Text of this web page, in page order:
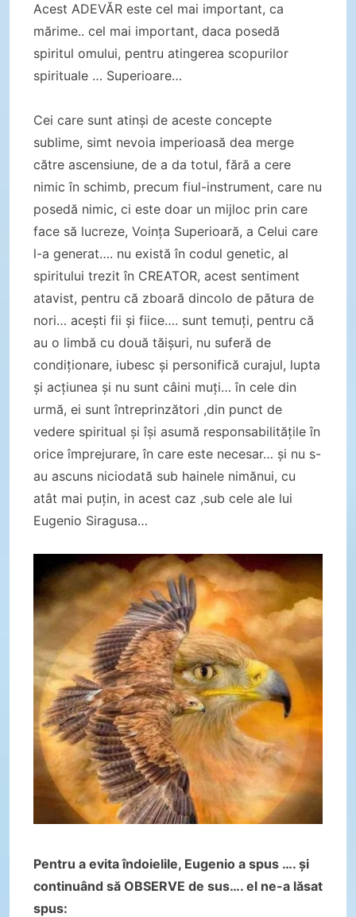
Acest ADEVĂR este cel mai important, ca
mărime.. cel mai important, daca posedă
spiritul omului, pentru atingerea scopurilor
spirituale … Superioare…
Cei care sunt atinși de aceste concepte
sublime, simt nevoia imperioasă dea merge
către ascensiune, de a da totul, fără a cere
nimic în schimb, precum fiul-instrument, care nu
posedă nimic, ci este doar un mijloc prin care
face să lucreze, Voința Superioară, a Celui care
l-a generat…. nu există în codul genetic, al
spiritului trezit în CREATOR, acest sentiment
atavist, pentru că zboară dincolo de pătura de
nori… acești fii și fiice…. sunt temuți, pentru că
au o limbă cu două tăișuri, nu suferă de
condiționare, iubesc și personifică curajul, lupta
și acțiunea și nu sunt câini muți… în cele din
urmă, ei sunt întreprinzători ,din punct de
vedere spiritual și își asumă responsabilitățile în
orice împrejurare, în care este necesar… și nu s-
au ascuns niciodată sub hainele nimănui, cu
atât mai puțin, in acest caz ,sub cele ale lui
Eugenio Siragusa…
Pentru a evita îndoielile, Eugenio a spus …. și
continuând să OBSERVE de sus…. el ne-a lăsat
spus: